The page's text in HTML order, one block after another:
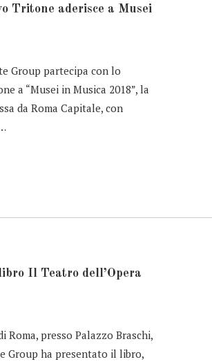
Tritone aderisce a Musei
Group partecipa con lo
a “Musei in Musica 2018”, la
da Roma Capitale, con
Il Teatro dell’Opera
Roma, presso Palazzo Braschi,
Group ha presentato il libro,